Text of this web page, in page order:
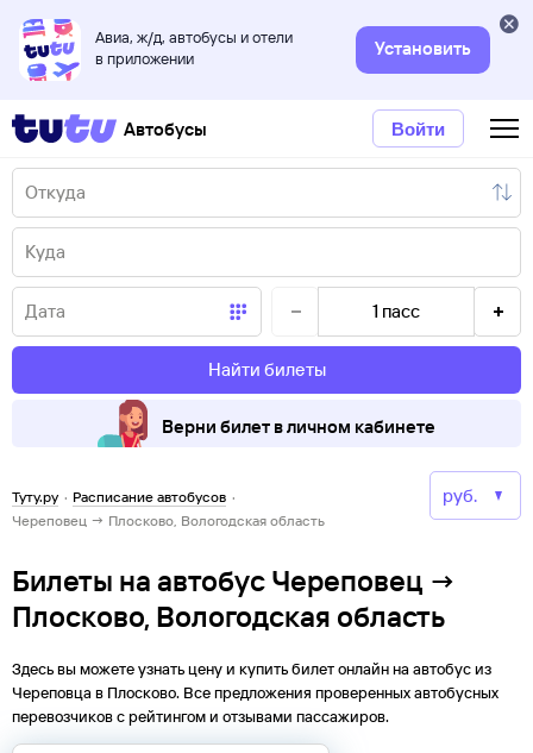
Авиа, ж/д, автобусы и отели
в приложении
Установить
Автобусы Войти
1 пасс
Найти билеты
Верни билет в личном кабинете
Туту.ру · Расписание автобусов ·
Череповец → Плосково, Вологодская область
Билеты на автобус Череповец →
Плосково, Вологодская область
Здесь вы можете узнать цену и купить билет онлайн на автобус из
Череповцав Плосково. Все предложения проверенных автобусных
перевозчиков с рейтингом и отзывами пассажиров.